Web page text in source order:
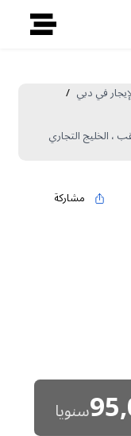
في دبي /
، الخليج التجاري
مشاركة
سنويا